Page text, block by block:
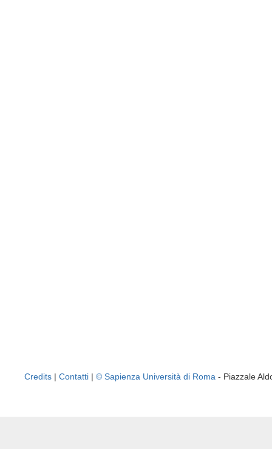
Credits | Contatti | © Sapienza Università di Roma - Piazzale